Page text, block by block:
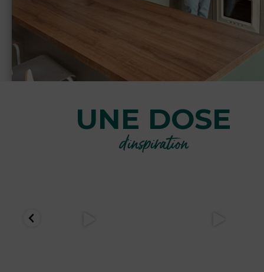
UNE DOSE
d’inspiration